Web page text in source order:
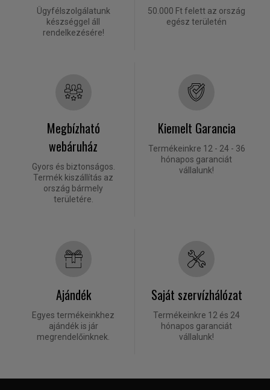
Ügyfélszolgálatunk
készséggel áll
rendelkezésére!
50.000 Ft felett az ország
egész területén
Megbízható
webáruház
Gyors és biztonságos.
Termék kiszállítás az
ország bármely
területére.
Kiemelt Garancia
Termékeinkre 12 - 24 - 36
hónapos garanciát
vállalunk!
Ajándék
Egyes termékeinkhez
ajándék is jár
megrendelőinknek.
Saját szervízhálózat
Termékeinkre 12 és 24
hónapos garanciát
vállalunk!